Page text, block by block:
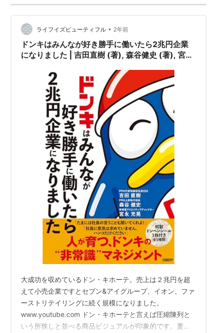
ライフイズビューティフル • 2年前
ドンキはみんなが好き勝手に働いたら2兆円企業
になりました | 吉田直樹 (著), 森谷健史 (著), 宮永
大成功を収めているドン・キホーテ。売上は２兆円を超
えて小売企業ですとセブン&アイグループ、イオン、ファ
ーストリテイリングに続く規模になりました。
www.youtube.com ドン・キホーテと言えば圧縮陳列と
いう所狭しと並べる商品ビジュアルが印象的です。稟議